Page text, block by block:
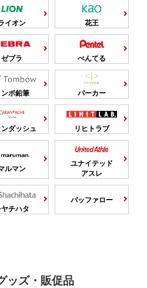
イオン 花王
ゼブラ ぺんてる
ンボ鉛筆 パーカー
ダッシュ リヒトラブ
ルマン
ユナイテッド
アスレ
ヤチハタ
バッファロー
ッズ・販促品